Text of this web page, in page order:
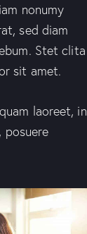
nonumy
sed diam
Stet clita
sit amet.
laoreet, in